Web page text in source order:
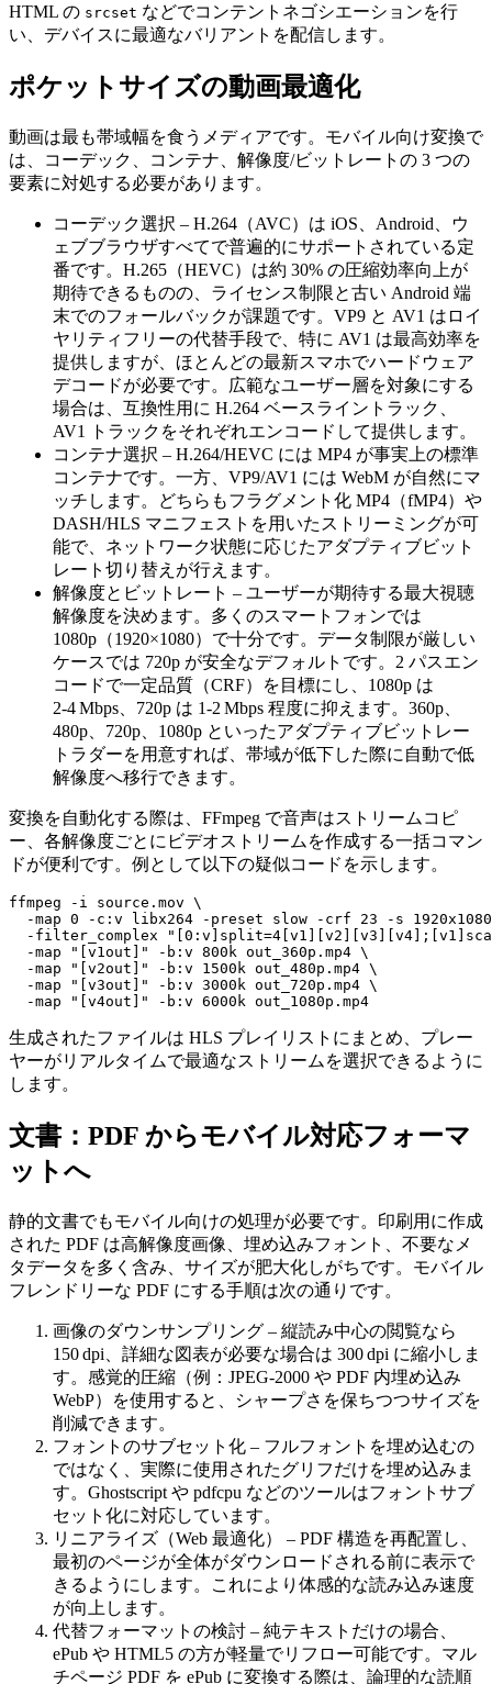
HTML の srcset などでコンテントネゴシエーションを行
い、デバイスに最適なバリアントを配信します。
ポケットサイズの動画最適化
動画は最も帯域幅を食うメディアです。モバイル向け変換で
は、コーデック、コンテナ、解像度/ビットレートの 3 つの
要素に対処する必要があります。
コーデック選択 – H.264（AVC）は iOS、Android、ウ
ェブブラウザすべてで普遍的にサポートされている定
番です。H.265（HEVC）は約 30% の圧縮効率向上が
期待できるものの、ライセンス制限と古い Android 端
末でのフォールバックが課題です。VP9 と AV1 はロイ
ヤリティフリーの代替手段で、特に AV1 は最高効率を
提供しますが、ほとんどの最新スマホでハードウェア
デコードが必要です。広範なユーザー層を対象にする
場合は、互換性用に H.264 ベースライントラック、
AV1 トラックをそれぞれエンコードして提供します。
コンテナ選択 – H.264/HEVC には MP4 が事実上の標準
コンテナです。一方、VP9/AV1 には WebM が自然にマ
ッチします。どちらもフラグメント化 MP4（fMP4）や
DASH/HLS マニフェストを用いたストリーミングが可
能で、ネットワーク状態に応じたアダプティブビット
レート切り替えが行えます。
解像度とビットレート – ユーザーが期待する最大視聴
解像度を決めます。多くのスマートフォンでは
1080p（1920×1080）で十分です。データ制限が厳しい
ケースでは 720p が安全なデフォルトです。2 パスエン
コードで一定品質（CRF）を目標にし、1080p は
2‑4 Mbps、720p は 1‑2 Mbps 程度に抑えます。360p、
480p、720p、1080p といったアダプティブビットレー
トラダーを用意すれば、帯域が低下した際に自動で低
解像度へ移行できます。
変換を自動化する際は、FFmpeg で音声はストリームコピ
ー、各解像度ごとにビデオストリームを作成する一括コマン
ドが便利です。例として以下の疑似コードを示します。
ffmpeg -i source.mov \
-map 0 -c:v libx264 -preset slow -crf 23 -s
-filter_complex
  -map "[v1out]" -b:v 800k out_360p.mp4 \
  -map "[v2out]" -b:v 1500k out_480p.mp4 \
  -map "[v3out]" -b:v 3000k out_720p.mp4 \
生成されたファイルは HLS プレイリストにまとめ、プレー
ヤーがリアルタイムで最適なストリームを選択できるように
します。
文書：PDF からモバイル対応フォーマ
ットへ
静的文書でもモバイル向けの処理が必要です。印刷用に作成
された PDF は高解像度画像、埋め込みフォント、不要なメ
タデータを多く含み、サイズが肥大化しがちです。モバイル
フレンドリーな PDF にする手順は次の通りです。
画像のダウンサンプリング – 縦読み中心の閲覧なら
150 dpi、詳細な図表が必要な場合は 300 dpi に縮小しま
す。感覚的圧縮（例：JPEG‑2000 や PDF 内埋め込み
WebP）を使用すると、シャープさを保ちつつサイズを
削減できます。
フォントのサブセット化 – フルフォントを埋め込むの
ではなく、実際に使用されたグリフだけを埋め込みま
す。Ghostscript や pdfcpu などのツールはフォントサブ
セット化に対応しています。
リニアライズ（Web 最適化）
– PDF 構造を再配置し、
最初のページが全体がダウンロードされる前に表示で
きるようにします。これにより体感的な読み込み速度
が向上します。
代替フォーマットの検討 – 純テキストだけの場合、
ePub や HTML5 の方が軽量でリフロー可能です。マル
チページ PDF を ePub に変換する際は、論理的な読順